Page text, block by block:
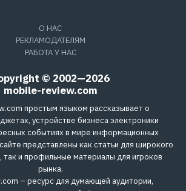
О НАС
РЕКЛАМОДАТЕЛЯМ
РАБОТА У НАС
© 2002—2026
mobile-review.com
простым языком рассказывает о
устройстве бизнеса электроники
событиях в мире информационных
представлены как статьи для широкого
так и профильные материалы для игроков
рынка.
– ресурс для думающей аудитории,